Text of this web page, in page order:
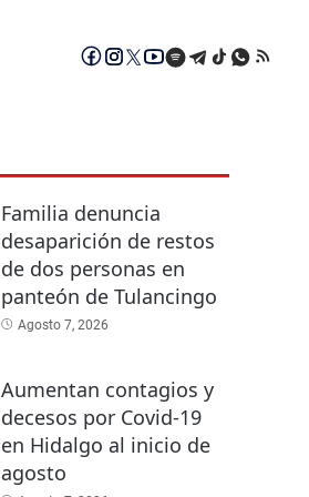
Familia denuncia
desaparición de restos
de dos personas en
panteón de Tulancingo
Agosto 7, 2026
Aumentan contagios y
decesos por Covid-19
en Hidalgo al inicio de
agosto